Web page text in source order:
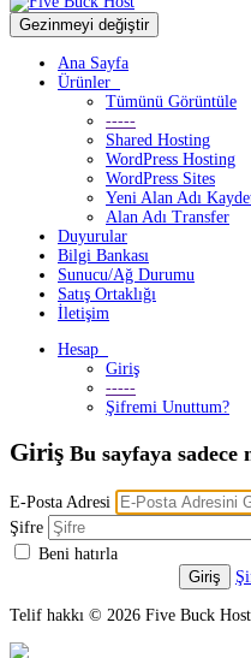
Gezinmeyi değiştir
Ana Sayfa
Ürünler
Tümünü Görüntüle
-----
Shared Hosting
WordPress Hosting
WordPress Sites
Yeni Alan Adı
Alan Adı Transfer
Duyurular
Bilgi Bankası
Sunucu/Ağ Durumu
Satış Ortaklığı
İletişim
Hesap
Giriş
-----
Şifremi Unuttum?
Giriş Bu sayfaya
E-Posta Adresi
Şifre
Beni hatırla
Telif hakkı © 2026 Five Buck